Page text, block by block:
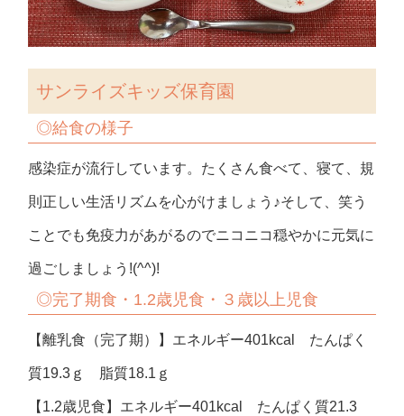
サンライズキッズ保育園
◎給食の様子
感染症が流行しています。たくさん食べて、寝て、規
則正しい生活リズムを心がけましょう♪そして、笑う
ことでも免疫力があがるのでニコニコ穏やかに元気に
過ごしましょう!(^^)!
◎完了期食・1.2歳児食・３歳以上児食
【離乳食（完了期）】エネルギー401kcal たんぱく
質19.3ｇ 脂質18.1ｇ
【1.2歳児食】エネルギー401kcal たんぱく質21.3